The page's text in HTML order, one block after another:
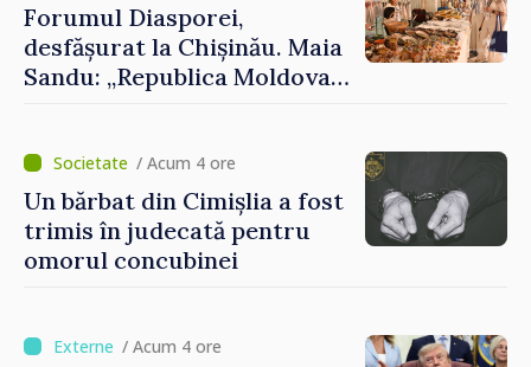
Forumul Diasporei,
desfășurat la Chișinău. Maia
Sandu: „Republica Moldova
rol important în promovarea
și susținerea acestui
parcurs”
/ Acum 4 ore
Un bărbat din Cimișlia a fost
trimis în judecată pentru
omorul concubinei
/ Acum 4 ore